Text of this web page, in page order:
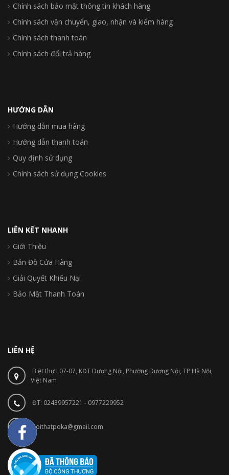
Chính sách bảo mật thông tin khách hàng
Chính sách vận chuyển, giao, nhận và kiểm hàng
Chính sách thanh toán
Chính sách đổi trả hàng
HƯỚNG DẪN
Hướng dẫn mua hàng
Hướng dẫn thanh toán
Quy định sử dụng
Chính sách sử dụng Cookies
LIÊN KẾT NHANH
Giới Thiệu
Bản Đồ Cửa Hàng
Giải Quyết Khiếu Nại
Bảo Mật Thanh Toán
LIÊN HỆ
Biệt thự L07-07, KĐT Dương Nội, Phường Dương Nội, TP Hà Nội,
Việt Nam
ĐT: 02439957221 - 0977229952
noithatpoka@gmail.com